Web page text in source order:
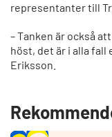
representanter till
– Tanken är också
höst, det är i alla fall
Eriksson.